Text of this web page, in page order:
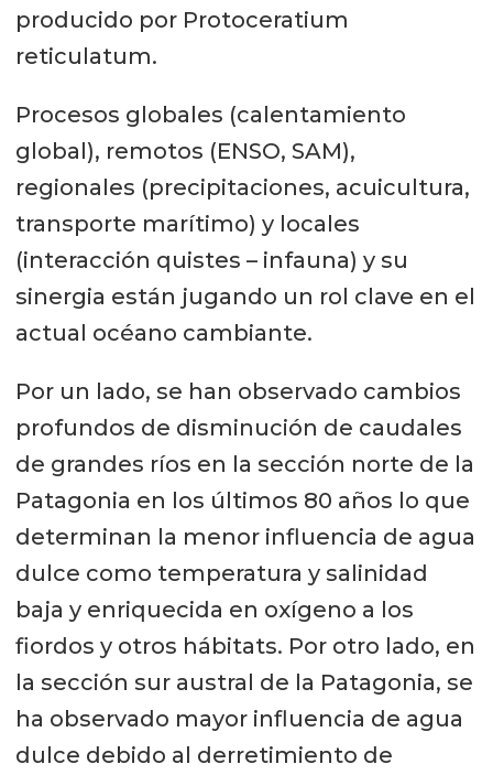
producido por Protoceratium
reticulatum.
Procesos globales (calentamiento
global), remotos (ENSO, SAM),
regionales (precipitaciones, acuicultura,
transporte marítimo) y locales
(interacción quistes – infauna) y su
sinergia están jugando un rol clave en el
actual océano cambiante.
Por un lado, se han observado cambios
profundos de disminución de caudales
de grandes ríos en la sección norte de la
Patagonia en los últimos 80 años lo que
determinan la menor influencia de agua
dulce como temperatura y salinidad
baja y enriquecida en oxígeno a los
fiordos y otros hábitats. Por otro lado, en
la sección sur austral de la Patagonia, se
ha observado mayor influencia de agua
dulce debido al derretimiento de